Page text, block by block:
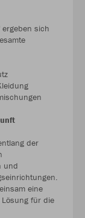
ergeben sich
der
und
eine
für die